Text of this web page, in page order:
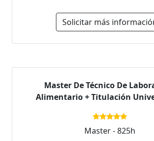
Solicitar más
Master De Técnico De
Alimentario + Titulación
Master - 825h